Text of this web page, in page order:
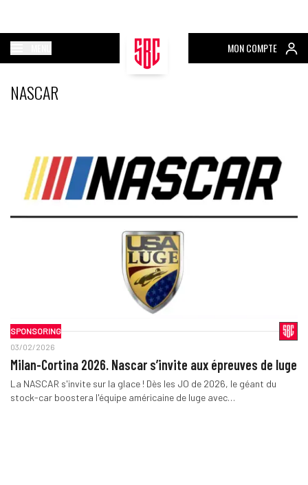
MON COMPTE
NASCAR
SPONSORING
03/02/2026
Milan-Cortina 2026. Nascar s’invite aux épreuves de luge
La NASCAR s'invite sur la glace ! Dès les JO de 2026, le géant du
stock-car boostera l'équipe américaine de luge avec…